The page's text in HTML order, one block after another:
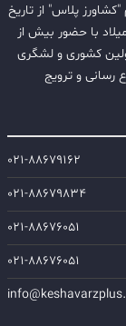
پلاس" از تاریخ
برج میلاد با حضور بیش از
کشوری و لشگری
رسانی و ترویج
۰۲۱-۸۸۶۷۹۱۶۲
۰۲۱-۸۸۶۷۹۸۳۴
۰۲۱-۸۸۶۷۶۰۵۱
۰۲۱-۸۸۶۷۶۰۵۱